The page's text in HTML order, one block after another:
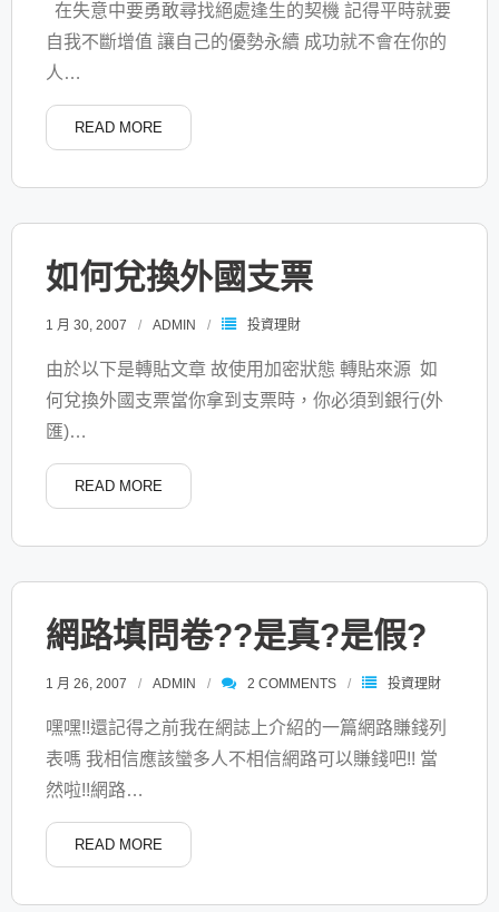
在失意中要勇敢尋找絕處逢生的契機 記得平時就要
自我不斷增值 讓自己的優勢永續 成功就不會在你的
人 …
READ MORE
如何兌換外國支票
1 月 30, 2007 ADMIN 投資理財
由於以下是轉貼文章 故使用加密狀態 轉貼來源 如
何兌換外國支票當你拿到支票時，你必須到銀行(外
匯)…
READ MORE
網路填問卷??是真?是假?
1 月 26, 2007 ADMIN 2 COMMENTS 投資理財
嘿嘿!!還記得之前我在網誌上介紹的一篇網路賺錢列
表嗎 我相信應該蠻多人不相信網路可以賺錢吧!! 當
然啦!!網路…
READ MORE